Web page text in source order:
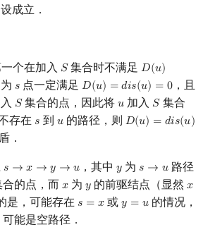
成立．
个在加入 𝑆
S集合时不满足 𝐷(𝑢)
D(u)=
𝑠
s 点一定满足 𝐷(𝑢) = 𝑑𝑖𝑠(𝑢) = 0
D(u)= di s(u)=0
，且
𝑆
S集合的点，因此将𝑢
u 加入 𝑆
S集合
存在 𝑠
s 到 𝑢
u的路径，则 𝐷(𝑢) = 𝑑𝑖𝑠(𝑢)
D(u)= di s(u)=+∞
．
𝑠 → 𝑥 → 𝑦 → 𝑢
s →x → y→ u ，其中𝑦
y 为 𝑠 → 𝑢
s →u
路径
的点，而𝑥
x 为𝑦
y 的前驱结点（显然𝑥
x∈
是，可能存在 𝑠 = 𝑥
s =x 或𝑦 = 𝑢
y =u
的情况，
可能是空路径．